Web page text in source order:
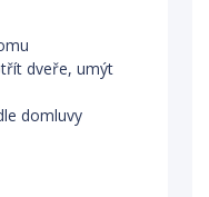
dveře, umýt
domluvy